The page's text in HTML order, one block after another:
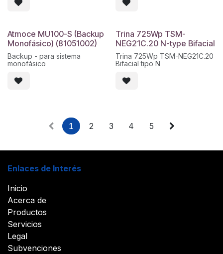
• Compatível com cargas e
(gerador, bomba de calor)
• Proteção avançada: Fluxo
reverso de 350 ms para rede
e gerador
• Conexões de energia:
Suporta até 100 A na entrada
gerador/carga opcional de
Atmoce MU100-S (Backup
Monofásico) (81051002)
Backup - para sistema
monofásico
Trina 725Wp TSM-
NEG21C.20 N-type Bifacial
Trina 725Wp TSM-NEG21C.20
Bifacial tipo N
1 2 3 4 5
Enlaces de Interés
Inicio
Acerca de
Productos
Servicios
Legal
Subvenciones